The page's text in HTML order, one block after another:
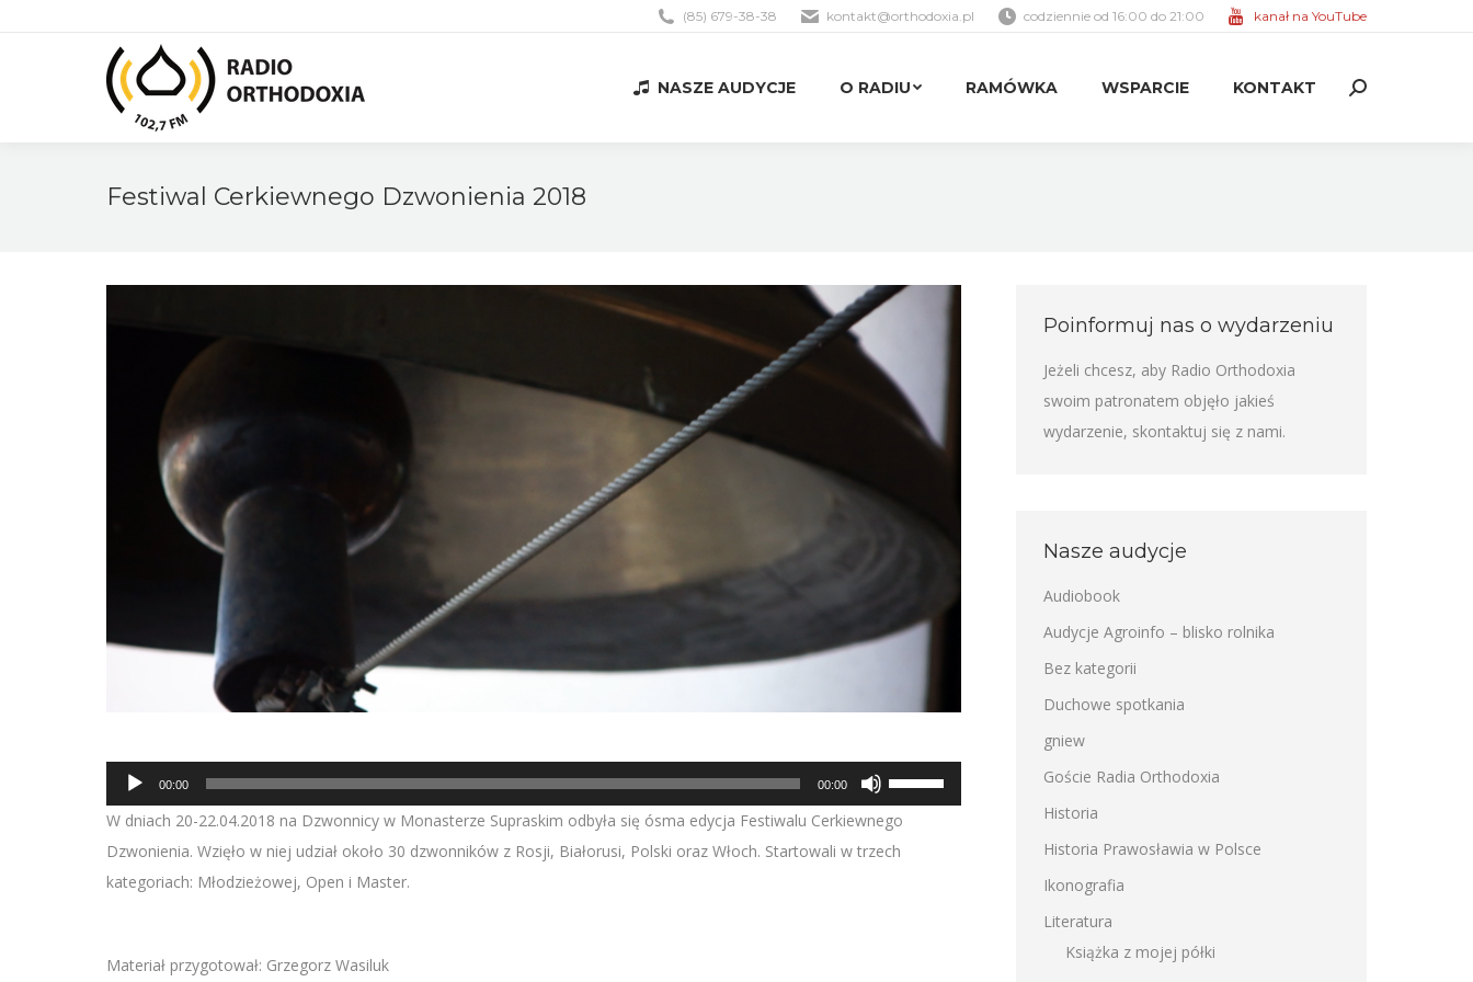
(85) 679-38-38 kontakt@orthodoxia.pl codziennie od 16:00 do 21:00 kanał na YouTube
NASZE AUDYCJE O RADIU RAMÓWKA WSPARCIE KONTAKT Search:
Festiwal Cerkiewnego Dzwonienia 2018
Odtwarzacz
plików
00:00 00:00
Używaj
strzałek
W dniach 20-22.04.2018 na Dzwonnicy w Monasterze Supraskim odbyła się ósma edycja Festiwalu Cerkiewnego
Dzwonienia. Wzięło w niej udział około 30 dzwonników z Rosji, Białorusi, Polski oraz Włoch. Startowali w trzech
kategoriach: Młodzieżowej, Open i Master.
Materiał przygotował: Grzegorz Wasiluk
Poinformuj nas o wydarzeniu
Jeżeli chcesz, aby Radio Orthodoxia
swoim patronatem objęło jakieś
wydarzenie, skontaktuj się z nami.
Nasze audycje
Audiobook
Audycje Agroinfo – blisko rolnika
Bez kategorii
Duchowe spotkania
gniew
Goście Radia Orthodoxia
Historia
Historia Prawosławia w Polsce
Ikonografia
Literatura
Książka z mojej półki